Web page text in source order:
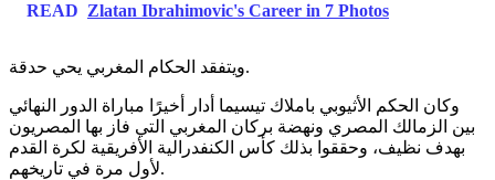
READ Zlatan Ibrahimovic's Career in 7 Photos
ويتفقد الحكام المغربي يحي حدقة.
وكان الحكم الأثيوبي باملاك تيسيما أدار أخيرًا مباراة الدور النهائي
بين الزمالك المصري ونهضة بركان المغربي التي فاز بها المصريون
بهدف نظيف، وحققوا بذلك كأس الكنفدرالية الأفريقية لكرة القدم
لأول مرة في تاريخهم.